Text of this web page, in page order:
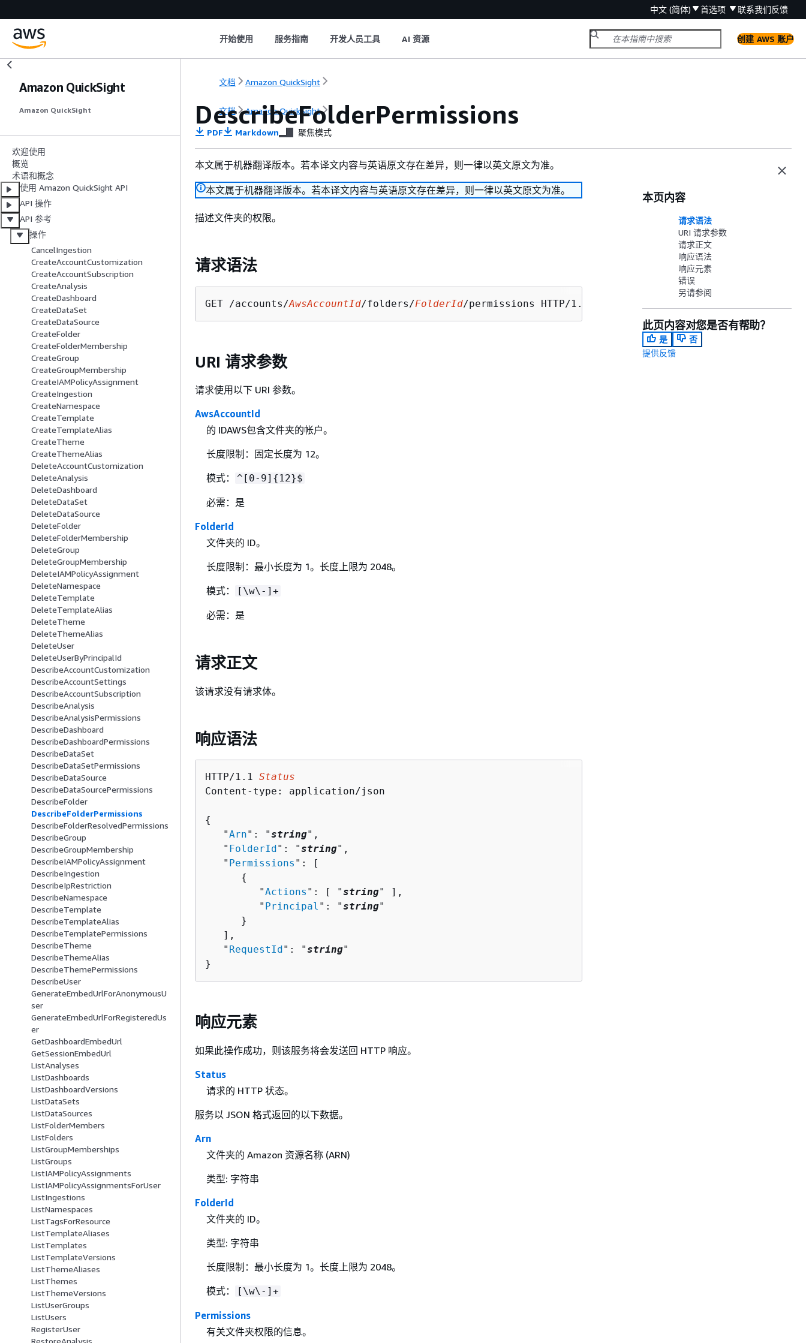
中文 (简体) 首选项 联系我们反馈
开始使用 服务指南 开发人员工具 AI 资源 创建 AWS 账户
Amazon QuickSight
Amazon QuickSight
欢迎使用
概览
术语和概念
使用 Amazon QuickSight API
API 操作
API 参考
操作
CancelIngestion
CreateAccountCustomization
CreateAccountSubscription
CreateAnalysis
CreateDashboard
CreateDataSet
CreateDataSource
CreateFolder
CreateFolderMembership
CreateGroup
CreateGroupMembership
CreateIAMPolicyAssignment
CreateIngestion
CreateNamespace
CreateTemplate
CreateTemplateAlias
CreateTheme
CreateThemeAlias
DeleteAccountCustomization
DeleteAnalysis
DeleteDashboard
DeleteDataSet
DeleteDataSource
DeleteFolder
DeleteFolderMembership
DeleteGroup
DeleteGroupMembership
DeleteIAMPolicyAssignment
DeleteNamespace
DeleteTemplate
DeleteTemplateAlias
DeleteTheme
DeleteThemeAlias
DeleteUser
DeleteUserByPrincipalId
DescribeAccountCustomization
DescribeAccountSettings
DescribeAccountSubscription
DescribeAnalysis
DescribeAnalysisPermissions
DescribeDashboard
DescribeDashboardPermissions
DescribeDataSet
DescribeDataSetPermissions
DescribeDataSource
DescribeDataSourcePermissions
DescribeFolder
DescribeFolderPermissions
DescribeFolderResolvedPermissions
DescribeGroup
DescribeGroupMembership
DescribeIAMPolicyAssignment
DescribeIngestion
DescribeIpRestriction
DescribeNamespace
DescribeTemplate
DescribeTemplateAlias
DescribeTemplatePermissions
DescribeTheme
DescribeThemeAlias
DescribeThemePermissions
DescribeUser
GenerateEmbedUrlForAnonymousU
ser
GenerateEmbedUrlForRegisteredUs
er
GetDashboardEmbedUrl
GetSessionEmbedUrl
ListAnalyses
ListDashboards
ListDashboardVersions
ListDataSets
ListDataSources
ListFolderMembers
ListFolders
ListGroupMemberships
ListGroups
ListIAMPolicyAssignments
ListIAMPolicyAssignmentsForUser
ListIngestions
ListNamespaces
ListTagsForResource
ListTemplateAliases
ListTemplates
ListTemplateVersions
ListThemeAliases
ListThemes
ListThemeVersions
ListUserGroups
ListUsers
RegisterUser
文档 Amazon QuickSight
文档 Amazon QuickSight
DescribeFolderPermissions
PDF Markdown 聚焦模式
本文属于机器翻译版本。若本译文内容与英语原文存在差异，则一律以英文原文为准。
本文属于机器翻译版本。若本译文内容与英语原文存在差异，则一律以英文原文为准。
描述文件夹的权限。
请求语法
GET /accounts/AwsAccountId/folders/FolderId
URI 请求参数
请求使用以下 URI 参数。
AwsAccountId
的 IDAWS包含文件夹的帐户。
长度限制：固定长度为 12。
模式：
^[0-9] { 12}$
必需：是
FolderId
文件夹的 ID。
长度限制：最小长度为 1。长度上限为 2048。
模式：
[\w\-]+
必需：是
请求正文
该请求没有请求体。
响应语法
HTTP/1.1 Status
Content-type: application/json
{
   "
Arn": "string",
   "
FolderId ": "string",
   "
Permissions ": [
{
         "
Actions ": [ "string" ],
         "
Principal ": "string"
      }
   ],
   "
RequestId ": "string"
}
响应元素
如果此操作成功，则该服务将会发送回 HTTP 响应。
Status
请求的 HTTP 状态。
服务以 JSON 格式返回的以下数据。
Arn
文件夹的 Amazon 资源名称 (ARN)
类型: 字符串
FolderId
文件夹的 ID。
类型: 字符串
长度限制：最小长度为 1。长度上限为 2048。
模式：
[\w\-]+
Permissions
有关文件夹权限的信息。
本页内容
请求语法
URI 请求参数
请求正文
响应语法
响应元素
错误
另请参阅
此页内容对您是否有帮助？
是
否
提供反馈